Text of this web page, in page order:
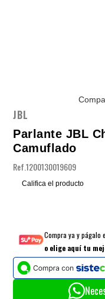
JBL
Parlante JBL
Camuflado
Ref.1200130019609
Califica el producto
Compra ya y págalo
o elige aquí tu